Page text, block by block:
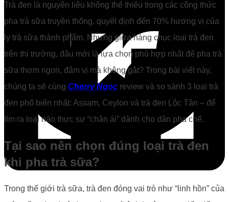
Trà đen là nguyên liệu không thể thiếu trong các công thức
pha trà sữa truyền thống, quyết định đến 70% hương vị của
ly trà sữa thành phẩm. Nhưng giữa hàng chục loại trà đen
trên thị trường, đâu mới là lựa chọn phù hợp nhất để pha trà
sữa thơm ngon, đậm vị mà không gắt? Trong bài viết này,
chúng ta sẽ cùng Cherry Ngọc review và so sánh 3 loại trà
đen phổ biến nhất: Assam, Ceylon và trà đen Lộc Tân – để
tìm ra loại nào thực sự “chân ái” dành cho dân pha chế.
Tại sao nên chọn đúng loại trà đen
khi pha trà sữa?
Trong thế giới trà sữa, trà đen đóng vai trò như “linh hồn” của